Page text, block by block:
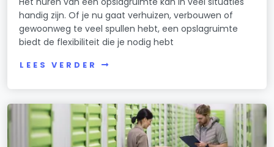
handig zijn. Of je nu gaat verhuizen, verbouwen of
gewoonweg te veel spullen hebt, een opslagruimte
biedt de flexibiliteit die je nodig hebt
LEES VERDER